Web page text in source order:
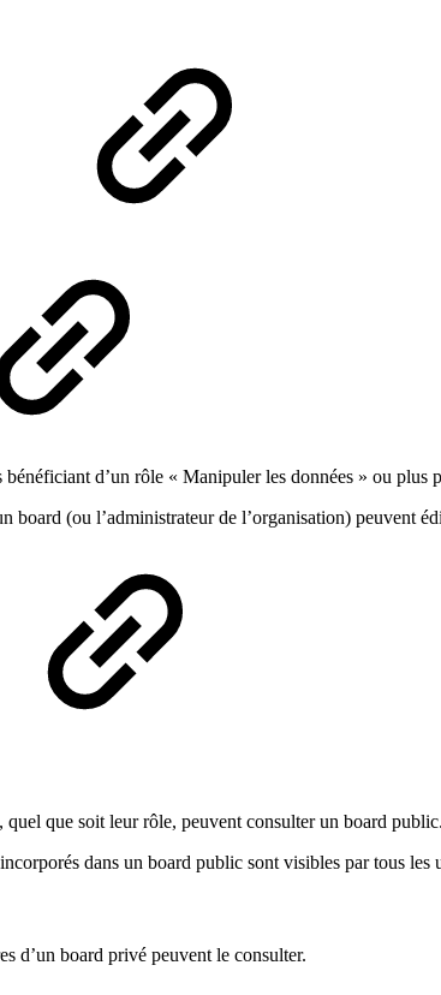
bénéficiant d’un rôle « Manipuler les données » ou plus
board (ou l’administrateur de l’organisation) peuvent
quel que soit leur rôle, peuvent consulter un board public.
dans un board public sont visibles par tous
d’un board privé peuvent le consulter.